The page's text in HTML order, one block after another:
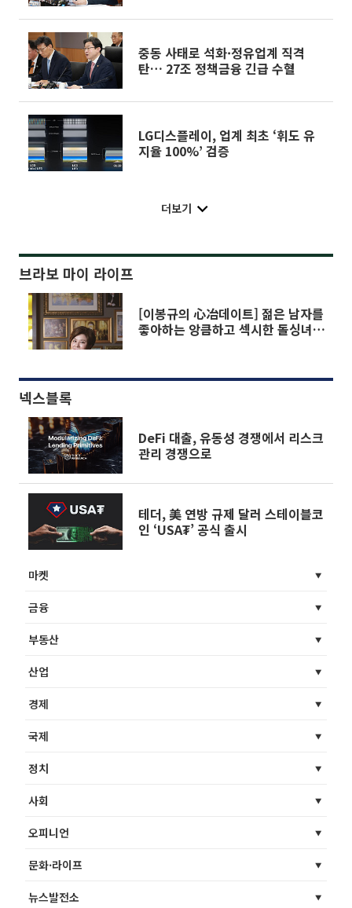
중동 사태로 석화·정유업계 직격
탄… 27조 정책금융 긴급 수혈
LG디스플레이, 업계 최초 ‘휘도 유
지율 100%’ 검증
더보기
브라보 마이 라이프
[이봉규의 心冶데이트] 젊은 남자를
좋아하는 앙큼하고 섹시한 돌싱녀
넥스블록
DeFi 대출, 유동성 경쟁에서 리스크
관리 경쟁으로
테더, 美 연방 규제 달러 스테이블코
인 ‘USA₮’ 공식 출시
마켓
금융
부동산
산업
경제
국제
정치
사회
오피니언
문화·라이프
뉴스발전소